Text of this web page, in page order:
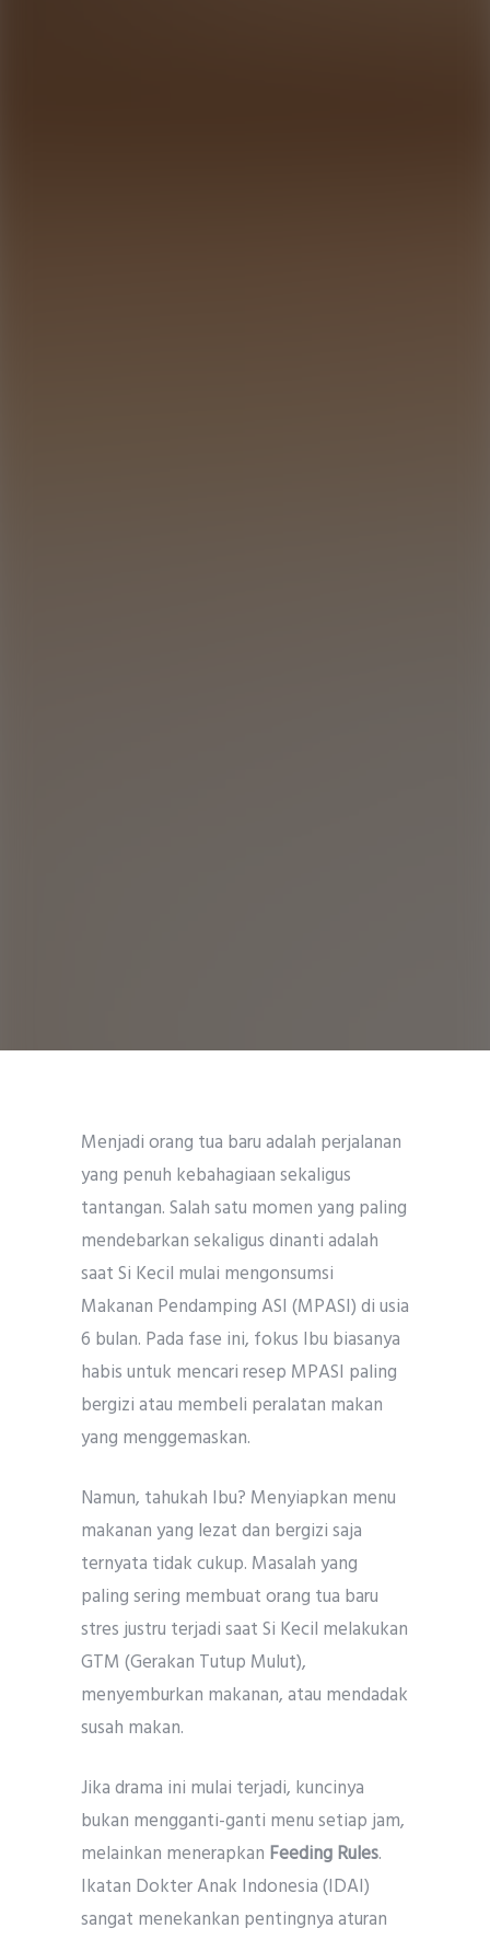
Menjadi orang tua baru adalah perjalanan
yang penuh kebahagiaan sekaligus
tantangan. Salah satu momen yang paling
mendebarkan sekaligus dinanti adalah
saat Si Kecil mulai mengonsumsi
Makanan Pendamping ASI (MPASI) di usia
6 bulan. Pada fase ini, fokus Ibu biasanya
habis untuk mencari resep MPASI paling
bergizi atau membeli peralatan makan
yang menggemaskan.
Namun, tahukah Ibu? Menyiapkan menu
makanan yang lezat dan bergizi saja
ternyata tidak cukup. Masalah yang
paling sering membuat orang tua baru
stres justru terjadi saat Si Kecil melakukan
GTM (Gerakan Tutup Mulut),
menyemburkan makanan, atau mendadak
susah makan.
Jika drama ini mulai terjadi, kuncinya
bukan mengganti-ganti menu setiap jam,
melainkan menerapkan Feeding Rules.
Ikatan Dokter Anak Indonesia (IDAI)
sangat menekankan pentingnya aturan